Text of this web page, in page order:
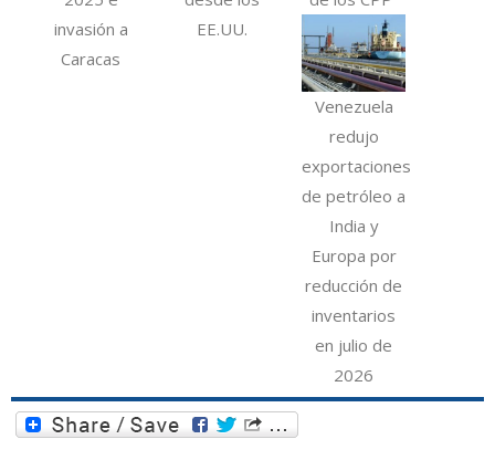
invasión a
Caracas
EE.UU.
Venezuela
redujo
exportaciones
de petróleo a
India y
Europa por
reducción de
inventarios
en julio de
2026